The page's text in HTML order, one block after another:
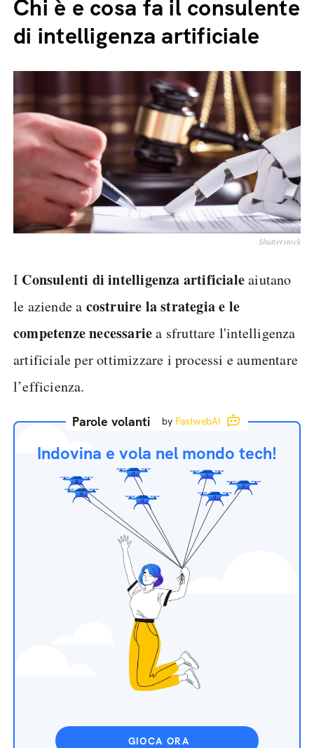
Chi è e cosa fa il consulente
di intelligenza artificiale
Shutterstock
I Consulenti di intelligenza artificialeaiutano
le aziende a costruire la strategia e le
competenze necessariea sfruttare l'intelligenza
artificiale per ottimizzare i processi e aumentare
l’efficienza.
Parole volanti by FastwebAI
Indovina e vola nel mondo tech!
GIOCA ORA